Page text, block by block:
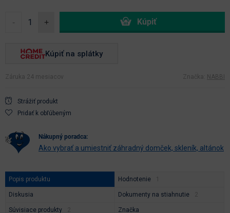
- +
Kúpiť na splátky
Záruka 24 mesiacov Značka: NABBI
Strážiť produkt
Pridať k obľúbeným
nákupný poradca:
Ako vybrať a umiestniť záhradný domček, skleník, altánok
Popis produktu Hodnotenie
Diskusia Dokumenty na stiahnutie
Súvisiace produkty Značka